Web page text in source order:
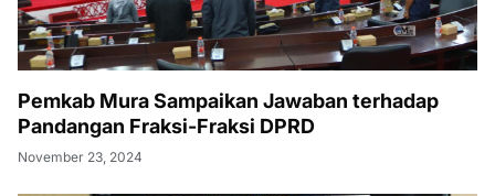
Pemkab Mura Sampaikan Jawaban terhadap
Pandangan Fraksi-Fraksi DPRD
November 23, 2024